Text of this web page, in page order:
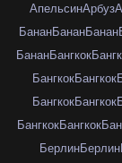
АпельсинАрбуз
БананБананБанан
БананБангкок
БангкокБангкок
БангкокБангкок
БангкокБангкок
БерлинБерлин